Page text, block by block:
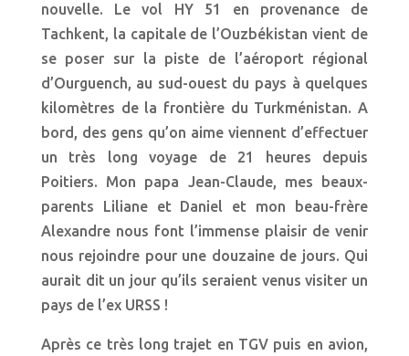
nouvelle. Le vol HY 51 en provenance de
Tachkent, la capitale de l’Ouzbékistan vient de
se poser sur la piste de l’aéroport régional
d’Ourguench, au sud-ouest du pays à quelques
kilomètres de la frontière du Turkménistan. A
bord, des gens qu’on aime viennent d’effectuer
un très long voyage de 21 heures depuis
Poitiers. Mon papa Jean-Claude, mes beaux-
parents Liliane et Daniel et mon beau-frère
Alexandre nous font l’immense plaisir de venir
nous rejoindre pour une douzaine de jours. Qui
aurait dit un jour qu’ils seraient venus visiter un
pays de l’ex URSS !
Après ce très long trajet en TGV puis en avion,